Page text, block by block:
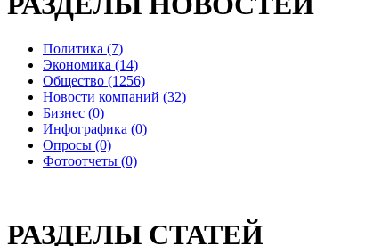
Политика (7)
Экономика (14)
Общество (1256)
Новости компаний (32)
Бизнес (0)
Инфографика (0)
Опросы (0)
Фотоотчеты (0)
РАЗДЕЛЫ СТАТЕЙ